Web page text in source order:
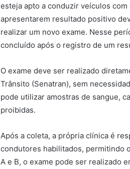
esteja apto a conduzir veículos
apresentarem resultado positivo
realizar um novo exame. Nesse
concluído após o registro de um
O exame deve ser realizado
Trânsito (Senatran), sem
pode utilizar amostras de sangue,
proibidas.
Após a coleta, a própria clínica é
condutores habilitados, permitindo
A e B, o exame pode ser realizado